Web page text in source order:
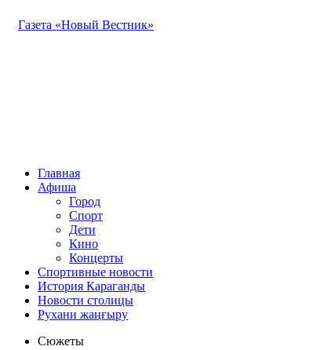
Газета «Новый Вестник»
Главная
Афиша
Город
Спорт
Дети
Кино
Концерты
Спортивные новости
История Караганды
Новости столицы
Рухани жаңғыру
Сюжеты